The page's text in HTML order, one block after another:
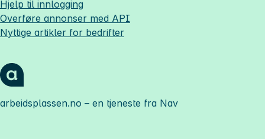
Hjelp til innlogging
Overføre annonser med API
Nyttige artikler for bedrifter
arbeidsplassen.no – en tjeneste fra Nav